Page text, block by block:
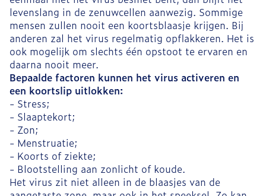
levenslang in de zenuwcellen aanwezig. Sommige
mensen zullen nooit een koortsblaasje krijgen. Bij
anderen zal het virus regelmatig opflakkeren. Het is
ook mogelijk om slechts één opstoot te ervaren en
daarna nooit meer.
Bepaalde factoren kunnen het virus activeren en
een koortslip uitlokken:
- Stress;
- Slaaptekort;
- Zon;
- Menstruatie;
- Koorts of ziekte;
- Blootstelling aan zonlicht of koude.
Het virus zit niet alleen in de blaasjes van de